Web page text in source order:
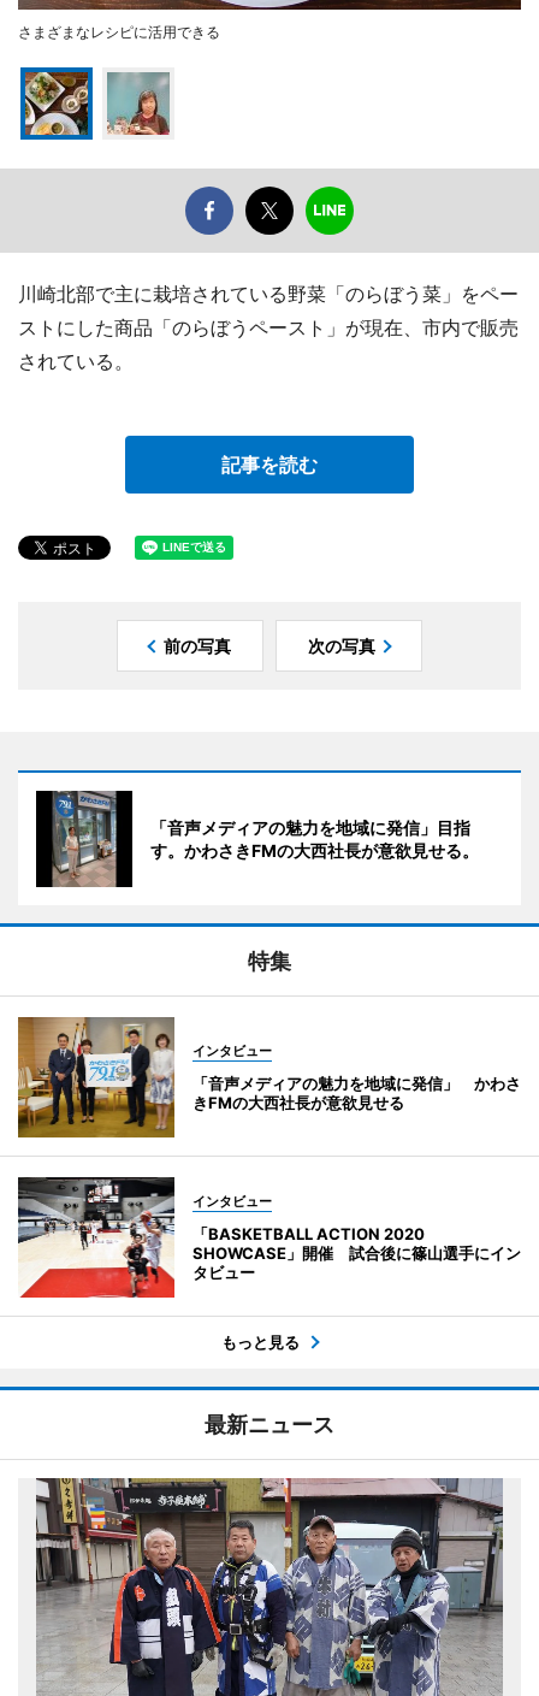
さまざまなレシピに活用できる
川崎北部で主に栽培されている野菜「のらぼう菜」をペー
ストにした商品「のらぼうペースト」が現在、市内で販売
されている。
記事を読む
前の写真 次の写真
「音声メディアの魅力を地域に発信」目指
す。かわさきFMの大西社長が意欲見せる。
特集
インタビュー
「音声メディアの魅力を地域に発信」 かわさ
きFMの大西社長が意欲見せる
インタビュー
「BASKETBALL ACTION 2020
SHOWCASE」開催 試合後に篠山選手にイン
タビュー
もっと見る
最新ニュース